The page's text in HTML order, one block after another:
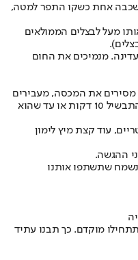
אחת כשקו התפר למטה,
מעל לבצלים הממולאים
מנמיכים את החום
את המכסה, מעבירים
את התנור למצב של גריל ומשחימים את התבשיל 10 דקות או עד שהוא
עוד קצת מיץ לימון
ההגשה.
שתשתפו אותנו
מוקדם. כך תבנו עתיד